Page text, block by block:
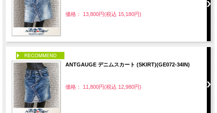
価格： 13,800円(税込 15,180円)
ANTGAUGE デニムスカート (SKIRT)(GE072-34IN)
価格： 11,800円(税込 12,980円)